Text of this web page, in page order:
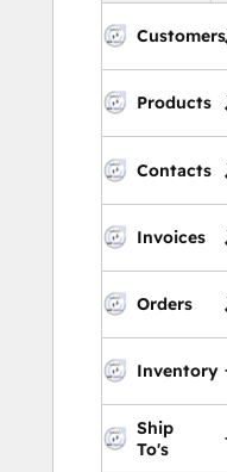
Customers
Products
Contacts
Invoices
Orders
Inventory
Ship
To's